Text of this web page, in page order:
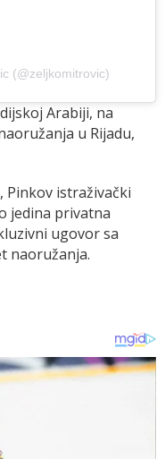
(@zeljkomitrovic)
Arabiji, na
u Rijadu,
Pinkov istraživački
jedina privatna
ugovor sa
naoružanja.